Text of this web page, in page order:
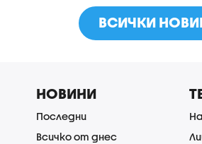
ВСИЧКИ
НОВИНИ
Последни
Всичко от днес